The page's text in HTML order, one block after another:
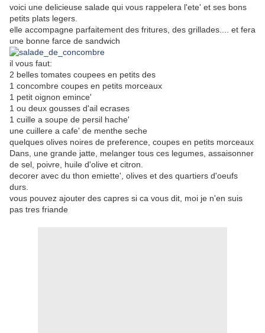
voici une delicieuse salade qui vous rappelera l'ete' et ses bons
petits plats legers.
elle accompagne parfaitement des fritures, des grillades.... et fera
une bonne farce de sandwich
il vous faut:
2 belles tomates coupees en petits des
1 concombre coupes en petits morceaux
1 petit oignon emince'
1 ou deux gousses d'ail ecrases
1 cuille a soupe de persil hache'
une cuillere a cafe' de menthe seche
quelques olives noires de preference, coupes en petits morceaux
Dans, une grande jatte, melanger tous ces legumes, assaisonner
de sel, poivre, huile d'olive et citron.
decorer avec du thon emiette', olives et des quartiers d'oeufs
durs.
vous pouvez ajouter des capres si ca vous dit, moi je n'en suis
pas tres friande